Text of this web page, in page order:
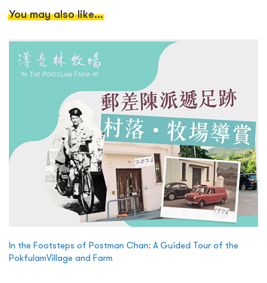
You may also like...
In the Footsteps of Postman Chan: A Guided Tour of the
PokfulamVillage and Farm